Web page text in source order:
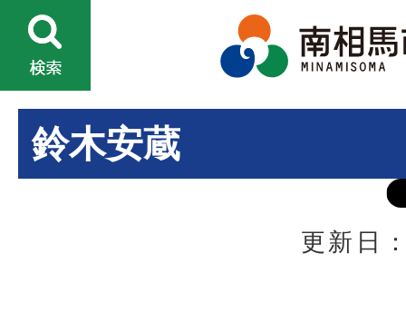
鈴木安蔵
更新日